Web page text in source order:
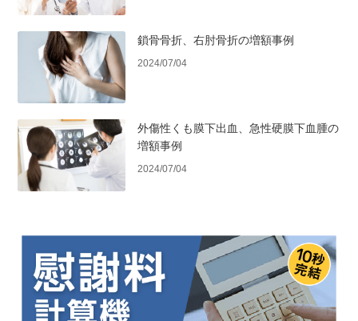
鎖骨骨折、右肘骨折の増額事例
2024/07/04
外傷性くも膜下出血、急性硬膜下血腫の
増額事例
2024/07/04